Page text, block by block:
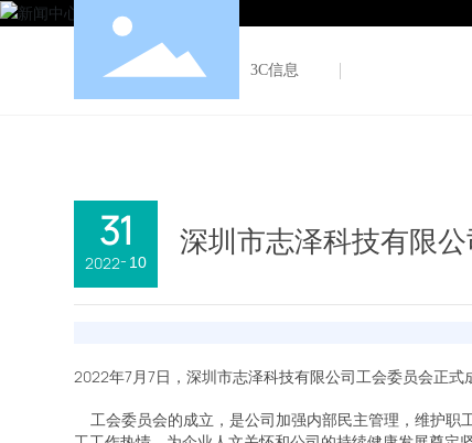
志泽新闻
3C信息
31
2022- 10
深圳市志泽科技有限
2022年7月7日，深圳市志泽科技有限公司工会委员会正式
工会委员会的成立，是公司加强内部民主管理，维护职